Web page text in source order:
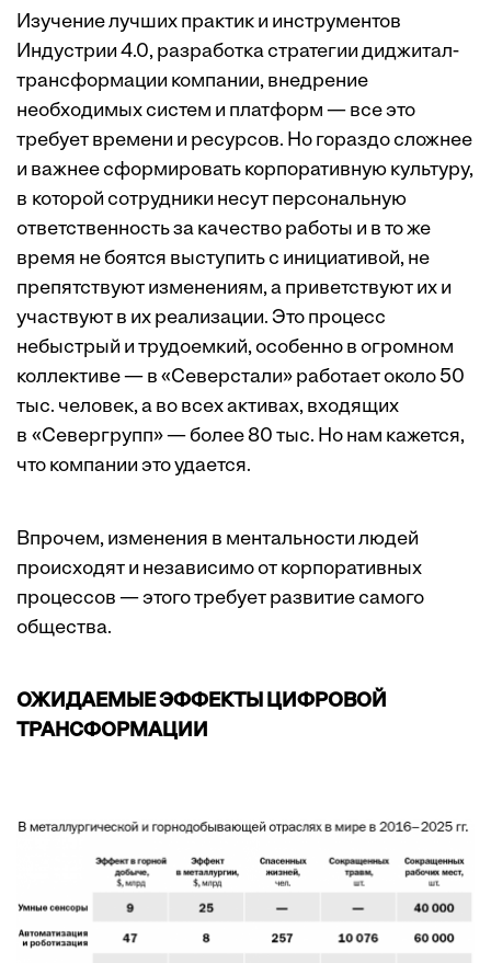
Изучение лучших практик и инструментов
Индустрии 4.0, разработка стратегии диджитал-
трансформации компании, внедрение
необходимых систем и платформ — все это
требует времени и ресурсов. Но гораздо сложнее
и важнее сформировать корпоративную культуру,
в которой сотрудники несут персональную
ответственность за качество работы и в то же
время не боятся выступить с инициативой, не
препятствуют изменениям, а приветствуют их и
участвуют в их реализации. Это процесс
небыстрый и трудоемкий, особенно в огромном
коллективе — в «Северстали» работает около 50
тыс. человек, а во всех активах, входящих
в «Севергрупп» — более 80 тыс. Но нам кажется,
что компании это удается.
Впрочем, изменения в ментальности людей
происходят и независимо от корпоративных
процессов — этого требует развитие самого
общества.
ОЖИДАЕМЫЕ ЭФФЕКТЫ ЦИФРОВОЙ
ТРАНСФОРМАЦИИ